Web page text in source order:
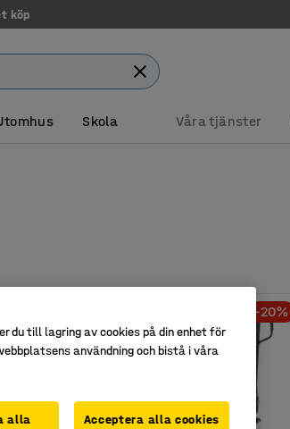
köp
Skola Våra tjänster
-20%
till lagring av cookies på din enhet för
användning och bistå i våra
alla Acceptera alla cookies